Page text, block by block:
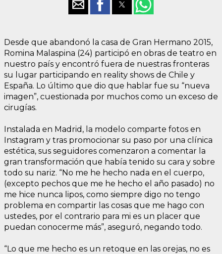
Desde que abandonó la casa de Gran Hermano 2015,
Romina Malaspina (24) participó en obras de teatro en
nuestro país y encontró fuera de nuestras fronteras
su lugar participando en reality shows de Chile y
España. Lo último que dio que hablar fue su “nueva
imagen”, cuestionada por muchos como un exceso de
cirugías.
Instalada en Madrid, la modelo comparte fotos en
Instagram y tras promocionar su paso por una clínica
estética, sus seguidores comenzaron a comentar la
gran transformación que había tenido su cara y sobre
todo su nariz. “No me he hecho nada en el cuerpo,
(excepto pechos que me he hecho el año pasado) no
me hice nunca lipos, como siempre digo no tengo
problema en compartir las cosas que me hago con
ustedes, por el contrario para mi es un placer que
puedan conocerme más”, aseguró, negando todo.
“Lo que me hecho es un retoque en las orejas, no es